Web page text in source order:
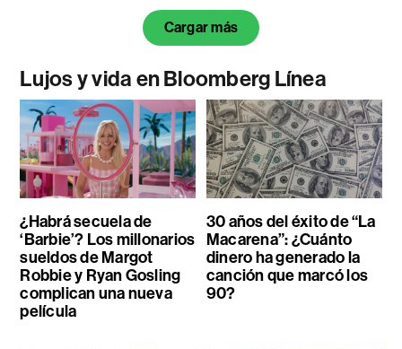
Cargar más
Lujos y vida en Bloomberg Línea
¿Habrá secuela de
‘Barbie’? Los millonarios
sueldos de Margot
Robbie y Ryan Gosling
complican una nueva
película
30 años del éxito de “La
Macarena”: ¿Cuánto
dinero ha generado la
canción que marcó los
90?